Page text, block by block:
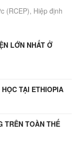
(RCEP), Hiệp định
LỚN NHẤT Ở
TẠI ETHIOPIA
TRÊN TOÀN THẾ